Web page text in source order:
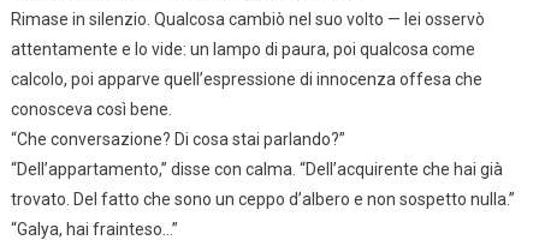
Rimase in silenzio. Qualcosa cambiò nel suo volto — lei osservò
attentamente e lo vide: un lampo di paura, poi qualcosa come
calcolo, poi apparve quell’espressione di innocenza offesa che
conosceva così bene.
“Che conversazione? Di cosa stai parlando?”
“Dell’appartamento,” disse con calma. “Dell’acquirente che hai già
trovato. Del fatto che sono un ceppo d’albero e non sospetto nulla.”
“Galya, hai frainteso…”